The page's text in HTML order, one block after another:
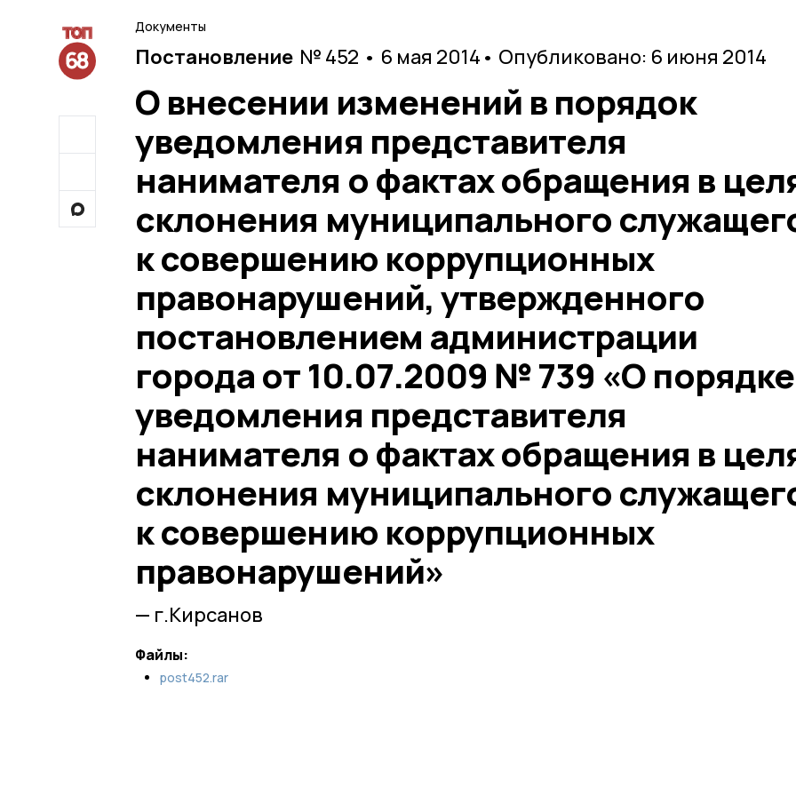
Документы
Постановление № 452 • 6 мая 2014 • Опубликовано: 6 июня 2014
О внесении изменений в порядок
уведомления представителя
нанимателя о фактах обращения в
склонения муниципального
к совершению коррупционных
правонарушений, утвержденного
постановлением администрации
города от 10.07.2009 № 739 «О порядке
уведомления представителя
нанимателя о фактах обращения в
склонения муниципального
к совершению коррупционных
правонарушений»
— г.Кирсанов
Файлы:
post452.rar